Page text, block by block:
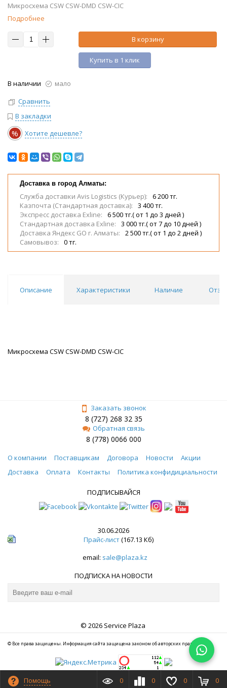
Микросхема CSW CSW-DMD CSW-CIC
Подробнее
В корзину
Купить в 1 клик
В наличии
мало
Сравнить
В закладки
% Хотите дешевле?
Доставка в город Алматы:
Служба доставки Avis Logistics (Курьер):
6 200 тг.
Казпочта (Стандартная доставка):
3 400 тг.
Экспресс доставка Exline:
6 500 тг.( от 1 до 3 дней )
Стандартная доставка Exline:
3 000 тг.( от 7 до 10 дней )
Доставка Яндекс GO г. Алматы:
2 500 тг.( от 1 до 2 дней )
Самовывоз:
0 тг.
Описание Характеристики Наличие
Микросхема CSW CSW-DMD CSW-CIC
Заказать звонок
8 (727) 268 32 35
Обратная связь
8 (778) 0066 000
О компании Поставщикам Договора Новости
Акции
Доставка
Оплата Контакты Политика конфидициальности
ПОДПИСЫВАЙСЯ
30.06.2026
Прайс-лист(167.13 Кб)
email: sale@plaza.kz
ПОДПИСКА НА НОВОСТИ
© 2026 Service Plaza
© Все права защищены. Информация сайта защищена законом об авторских правах.
Помощь 0 0 0 0